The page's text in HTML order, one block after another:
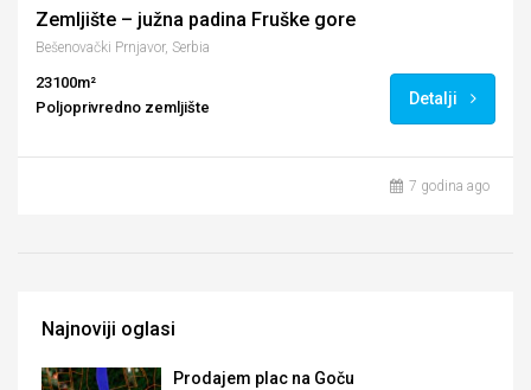
Zemljište – južna padina Fruške gore
Bešenovački Prnjavor, Serbia
23100m²
Poljoprivredno zemljište
Detalji
7 godina ago
Najnoviji oglasi
Prodajem plac na Goču